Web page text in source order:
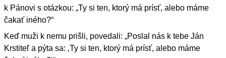
k Pánovi s otázkou: „Ty si ten, ktorý má prísť, alebo máme
čakať iného?“
Keď muži k nemu prišli, povedali: „Poslal nás k tebe Ján
Krstiteľ a pýta sa: ‚Ty si ten, ktorý má prísť, alebo máme